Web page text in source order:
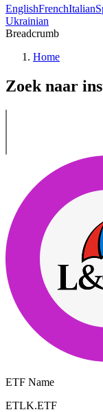
EnglishFrenchItalian
Ukrainian
Breadcrumb
Home
Zoek naar
ETF Name
ETLK.ETF